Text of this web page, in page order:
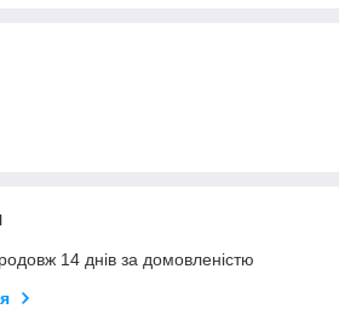
14 днів за домовленістю